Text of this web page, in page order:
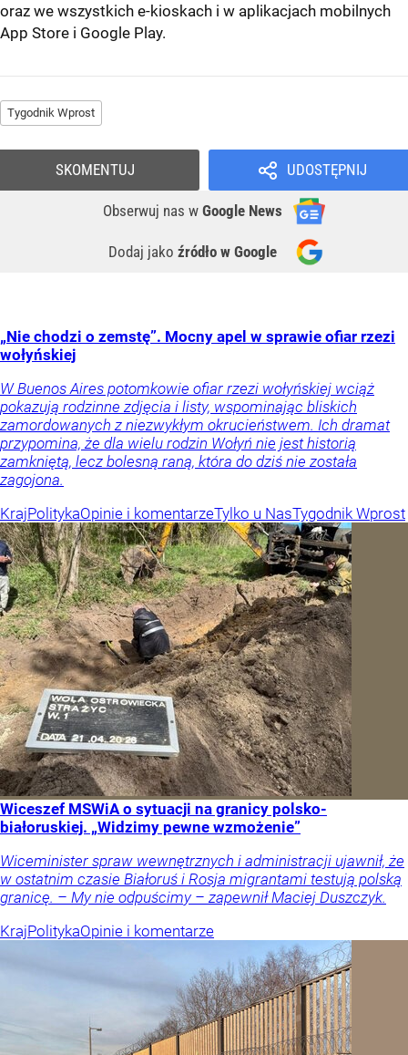
oraz we wszystkich e-kioskach i w aplikacjach mobilnych
App Store i Google Play.
Tygodnik Wprost
UDOSTĘPNIJ
Obserwuj nas w Google News
Dodaj jako źródło w Google
SKOMENTUJ
„Nie chodzi o zemstę”. Mocny apel w sprawie ofiar rzezi
wołyńskiej
W Buenos Aires potomkowie ofiar rzezi wołyńskiej wciąż
pokazują rodzinne zdjęcia i listy, wspominając bliskich
zamordowanych z niezwykłym okrucieństwem. Ich dramat
przypomina, że dla wielu rodzin Wołyń nie jest historią
zamkniętą, lecz bolesną raną, która do dziś nie została
zagojona.
KrajPolitykaOpinie i komentarzeTylko u NasTygodnik Wprost
Wiceszef MSWiA o sytuacji na granicy polsko-
białoruskiej. „Widzimy pewne wzmożenie”
Wiceminister spraw wewnętrznych i administracji ujawnił, że
w ostatnim czasie Białoruś i Rosja migrantami testują polską
granicę. – My nie odpuścimy – zapewnił Maciej Duszczyk.
KrajPolitykaOpinie i komentarze